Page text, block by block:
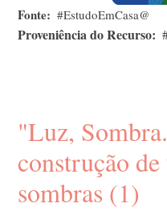
Fonte #EstudoEmCasa@
Proveniência do Recurso
"Luz,
construção
sombras (1)